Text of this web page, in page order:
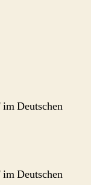
Deutschen
Deutschen